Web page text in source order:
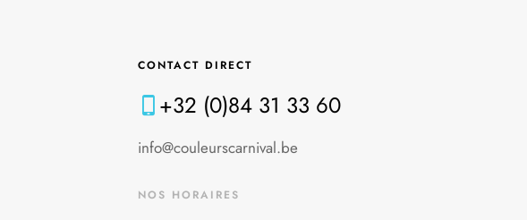
CONTACT DIRECT
+32 (0)84 31 33 60
info@couleurscarnival.be
NOS HORAIRES